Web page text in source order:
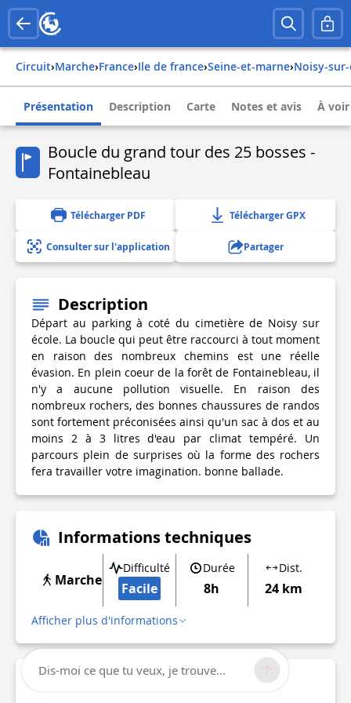
Circuit› Marche› france› ile de france› seine-et-marne› noisy-
Présentation Description Carte Notes et avis À
Boucle du grand tour des 25 bosses -
Fontainebleau
Télécharger PDF Télécharger GPX
Consulter sur l'application Partager
Description
Départ au parking à coté du cimetière de Noisy sur
école. La boucle qui peut être raccourci à tout moment
en raison des nombreux chemins est une réelle
évasion. En plein coeur de la forêt de Fontainebleau, il
n'y a aucune pollution visuelle. En raison des
nombreux rochers, des bonnes chaussures de randos
sont fortement préconisées ainsi qu'un sac à dos et au
moins 2 à 3 litres d'eau par climat tempéré. Un
parcours plein de surprises où la forme des rochers
fera travailler votre imagination. bonne ballade.
Informations techniques
Marche
Difficulté
Facile
Durée
8h
Dist.
24 km
Afficher plus d'informations
Dis-moi ce que tu veux, je trouve...